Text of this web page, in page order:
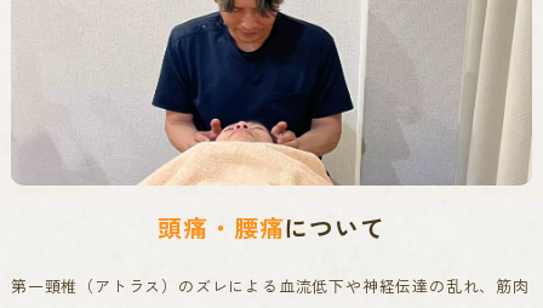
頭痛・腰痛について
第一頸椎（アトラス）のズレによる血流低下や神経伝達の乱れ、筋肉